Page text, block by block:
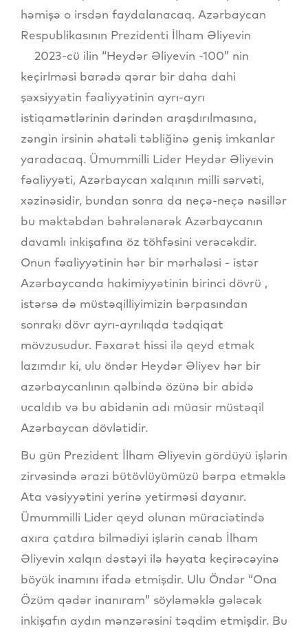
həmişə o irsdən faydalanacaq. Azərbaycan
Respublikasının Prezidenti İlham Əliyevin
2023-cü ilin “Heydər Əliyevin -100” nin
keçirlməsi barədə qərar bir daha dahi
şəxsiyyətin fəaliyyətinin ayrı-ayrı
istiqamətlərinin dərindən araşdırılmasına,
zəngin irsinin əhatəli təbliğinə geniş imkanlar
yaradacaq. Ümummilli Lider Heydər Əliyevin
fəaliyyəti, Azərbaycan xalqının milli sərvəti,
xəzinəsidir, bundan sonra da neçə-neçə nəsillər
bu məktəbdən bəhrələnərək Azərbaycanın
davamlı inkişafına öz töhfəsini verəcəkdir.
Onun fəaliyyətinin hər bir mərhələsi - istər
Azərbaycanda hakimiyyətinin birinci dövrü ,
istərsə də müstəqilliyimizin bərpasından
sonrakı dövr ayrı-ayrılıqda tədqiqat
mövzusudur. Fəxarət hissi ilə qeyd etmək
lazımdır ki, ulu öndər Heydər Əliyev hər bir
azərbaycanlının qəlbində özünə bir abidə
ucaldıb və bu abidənin adı müasir müstəqil
Azərbaycan dövlətidir.
Bu gün Prezident İlham Əliyevin gördüyü işlərin
zirvəsində ərazi bütövlüyümüzü bərpa etməklə
Ata vəsiyyətini yerinə yetirməsi dayanır.
Ümummilli Lider qeyd olunan müraciətində
axıra çatdıra bilmədiyi işlərin cənab İlham
Əliyevin xalqın dəstəyi ilə həyata keçirəcəyinə
böyük inamını ifadə etmişdir. Ulu Öndər “Ona
Özüm qədər inanıram” söyləməklə gələcək
inkişafın aydın mənzərəsini təqdim etmişdir. Bu